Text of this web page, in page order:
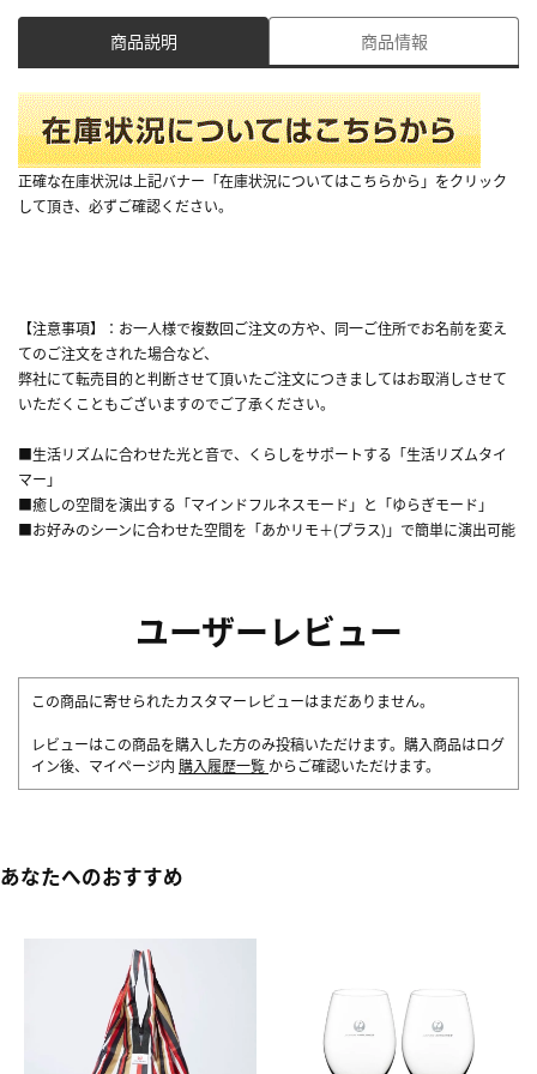
商品説明 商品情報
正確な在庫状況は上記バナー「在庫状況についてはこちらから」をクリック
して頂き、必ずご確認ください。
【注意事項】：お一人様で複数回ご注文の方や、同一ご住所でお名前を変え
てのご注文をされた場合など、
弊社にて転売目的と判断させて頂いたご注文につきましてはお取消しさせて
いただくこともございますのでご了承ください。
■生活リズムに合わせた光と音で、くらしをサポートする「生活リズムタイ
マー」
■癒しの空間を演出する「マインドフルネスモード」と「ゆらぎモード」
■お好みのシーンに合わせた空間を「あかリモ＋(プラス)」で簡単に演出可能
ユーザーレビュー
この商品に寄せられたカスタマーレビューはまだありません。
レビューはこの商品を購入した方のみ投稿いただけます。購入商品はログ
イン後、マイページ内 購入履歴一覧 からご確認いただけます。
あなたへのおすすめ